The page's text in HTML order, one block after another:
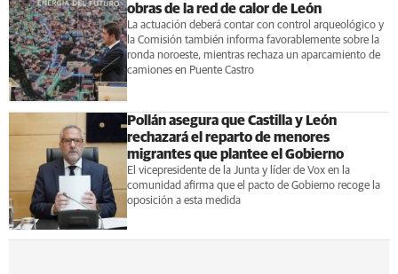
obras de la red de calor de León
La actuación deberá contar con control arqueológico y
la Comisión también informa favorablemente sobre la
ronda noroeste, mientras rechaza un aparcamiento de
camiones en Puente Castro
Pollán asegura que Castilla y León
rechazará el reparto de menores
migrantes que plantee el Gobierno
El vicepresidente de la Junta y líder de Vox en la
comunidad afirma que el pacto de Gobierno recoge la
oposición a esta medida